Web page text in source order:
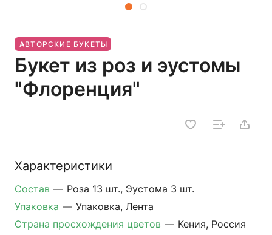
АВТОРСКИЕ БУКЕТЫ
Букет из роз и эустомы
"Флоренция"
Характеристики
Состав — Роза 13 шт., Эустома 3 шт.
Упаковка — Упаковка, Лента
Страна просхождения цветов — Кения, Россия